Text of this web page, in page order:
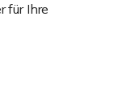
für Ihre